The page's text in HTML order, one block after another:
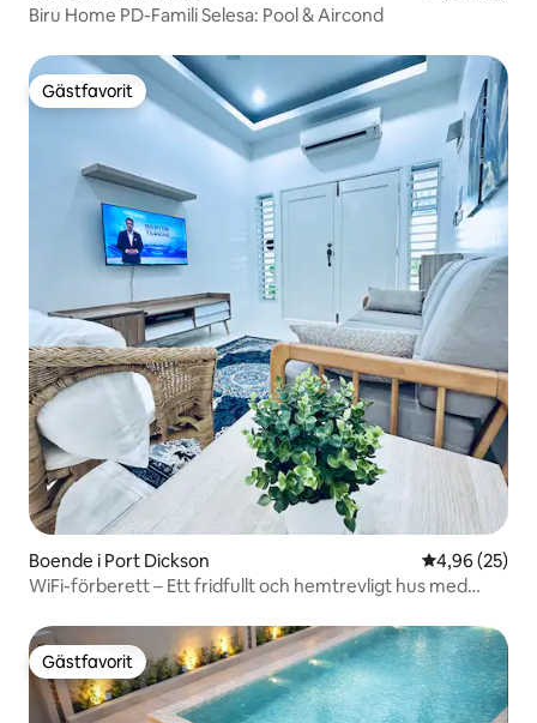
Biru Home PD-Famili Selesa: Pool & Aircond
Gästfavorit
Gästfavorit
Boende i Port Dickson 4,96 av 5 i
4,96 (25)
WiFi-förberett – Ett fridfullt och hemtrevligt hus med
Gästfavorit
Gästfavorit